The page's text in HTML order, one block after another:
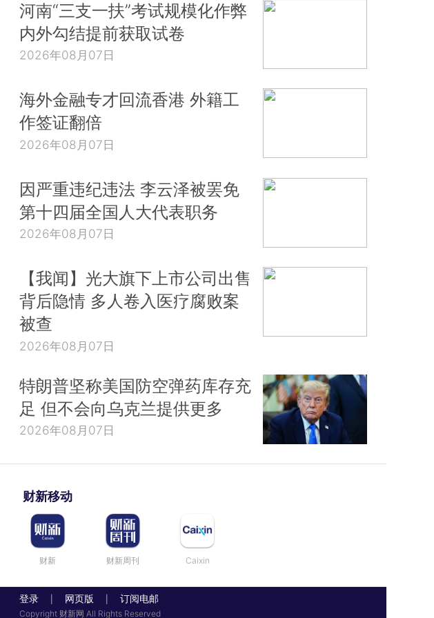
河南“三支一扶”考试规模化作弊
内外勾结提前获取试卷
2026年08月07日
海外金融专才回流香港 外籍工
作签证翻倍
2026年08月07日
因严重违纪违法 李云泽被罢免
第十四届全国人大代表职务
2026年08月07日
【我闻】光大旗下上市公司出售
背后隐情 多人卷入医疗腐败案
被查
2026年08月07日
特朗普坚称美国防空弹药库存充
足 但不会向乌克兰提供更多
2026年08月07日
财新移动
财新 财新周刊 Caixin
登录 网页版 订阅电邮
Copyright 财新网 All Rights Reserved